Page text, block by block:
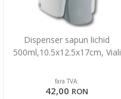
Dispenser sapun lichid
500ml,10.5x12.5x17cm, Viali
fara TVA:
42,00 RON